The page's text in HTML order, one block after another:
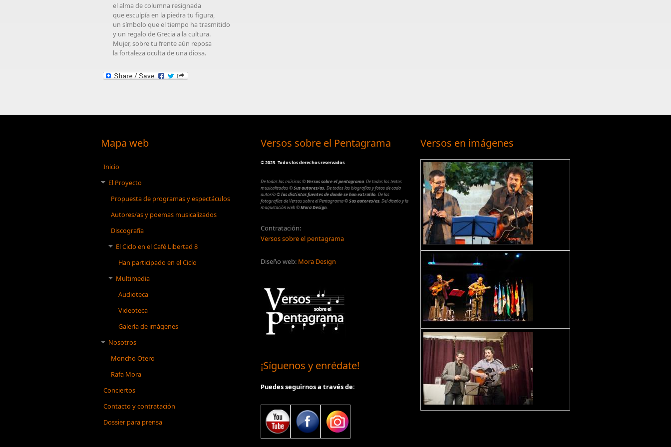
el alma de columna resignada
que esculpía en la piedra tu figura,
un símbolo que el tiempo ha trasmitido
y un regalo de Grecia a la cultura.
Mujer, sobre tu frente aún reposa
la fortaleza oculta de una diosa.
Mapa web
Inicio
El Proyecto
Propuesta de programas y espectáculos
Autores/as y poemas musicalizados
Discografía
El Ciclo en el Café Libertad 8
Han participado en el Ciclo
Multimedia
Audioteca
Videoteca
Galería de imágenes
Nosotros
Moncho Otero
Rafa Mora
Conciertos
Contacto y contratación
Dossier para prensa
Versos sobre el Pentagrama
©2023. Todos los derechos reservados
De todas las músicas© Versos sobre el pentagrama. De todos los textos
musicalizados©Sus autores/as. De todos las biografías y fotos de cada
autor/a© las distintas fuentes de donde se han extraído. De las
fotografías de Versos sobre el Pentagrama© Sus autores/as. Del diseño y la
maquetación web©Mora Design.
Contratación:
Versos sobre el pentagrama
Diseño web: Mora Design
¡Síguenos y enrédate!
Puedes seguirnos a través de:
Versos en imágenes